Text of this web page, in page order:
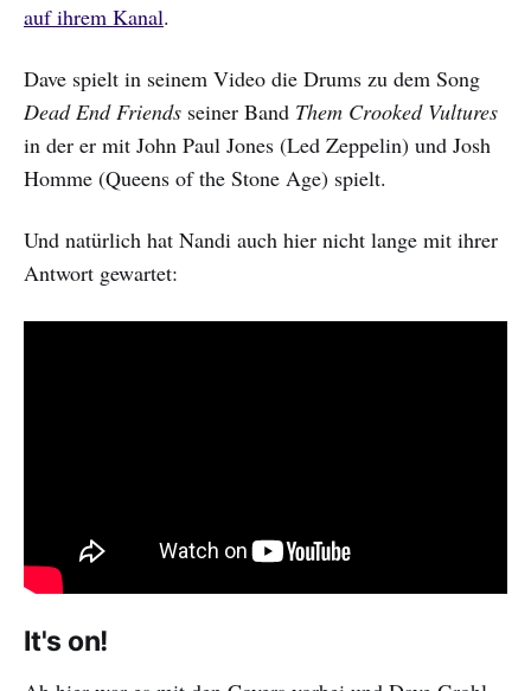
auf ihrem Kanal.
Dave spielt in seinem Video die Drums zu dem Song
Dead End Friends seiner Band Them Crooked Vultures
in der er mit John Paul Jones (Led Zeppelin) und Josh
Homme (Queens of the Stone Age) spielt.
Und natürlich hat Nandi auch hier nicht lange mit ihrer
Antwort gewartet:
It's on!